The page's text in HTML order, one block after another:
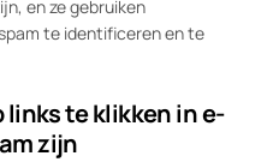
en ze gebruiken
te identificeren en te
links te klikken in e-
zijn